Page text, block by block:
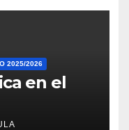
2025/2026
en el